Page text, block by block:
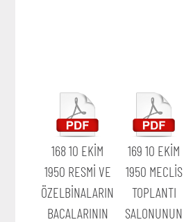
168 10 EKİM
1950 RESMİ VE
ÖZELBİNALARIN
BACALARININ
169 10 EKİM
1950 MECLİS
TOPLANTI
SALONUNUN